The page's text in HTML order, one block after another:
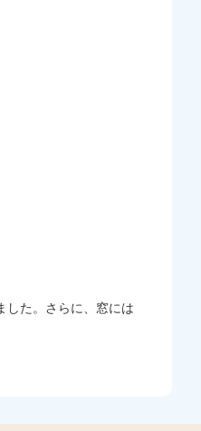
した。さらに、窓には